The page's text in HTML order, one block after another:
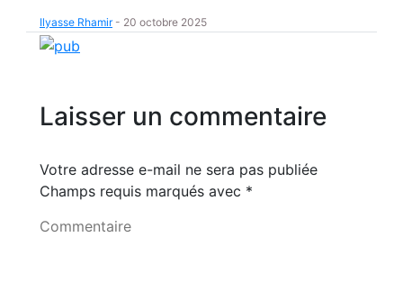
Ilyasse Rhamir- 20 octobre 2025
Laisser un commentaire
Votre adresse e-mail ne sera pas publiée
Champs requis marqués avec *
Commentaire